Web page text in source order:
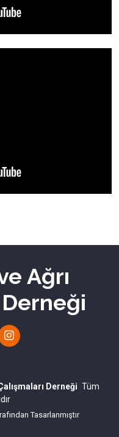
Ağrı
Derneği
Derneği Tüm
Tasarlanmıştır